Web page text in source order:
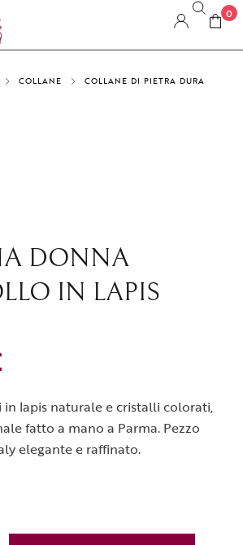
0
COLLANE COLLANE DI PIETRA DURA
DONNA
IN LAPIS
lapis naturale e cristalli colorati,
fatto a mano a Parma. Pezzo
elegante e raffinato.